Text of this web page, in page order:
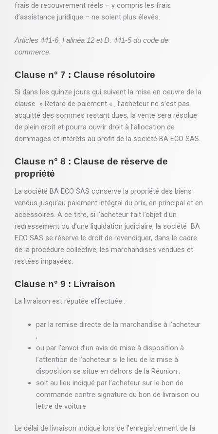
frais de recouvrement réels – y compris les frais
d’assistance juridique – ne soient plus élevés.
Articles 441-6, I alinéa 12 et D. 441-5 du code de
commerce.
Clause n° 7 : Clause résolutoire
Si dans les quinze jours qui suivent la mise en oeuvre de la
clause » Retard de paiement « , l’acheteur ne s’est pas
acquitté des sommes restant dues, la vente sera résolue
de plein droit et pourra ouvrir droit à l’allocation de
dommages et intérêts au profit de la société BA ECO SAS.
Clause n° 8 : Clause de réserve de
propriété
La société BA ECO SAS conserve la propriété des biens
vendus jusqu’au paiement intégral du prix, en principal et en
accessoires. À ce titre, si l’acheteur fait l’objet d’un
redressement ou d’une liquidation judiciaire, la société BA
ECO SAS se réserve le droit de revendiquer, dans le cadre
de la procédure collective, les marchandises vendues et
restées impayées.
Clause n° 9 : Livraison
La livraison est réputée effectuée :
par la remise directe de la marchandise à l’acheteur
;
ou par l’envoi d’un avis de mise à disposition à
l’attention de l’acheteur si le lieu de la mise à
disposition se situe en dehors de la Réunion ;
soit au lieu indiqué par l’acheteur sur le bon de
commande contre signature du bon de livraison ou
lettre de voiture
Le délai de livraison indiqué lors de l’enregistrement de la